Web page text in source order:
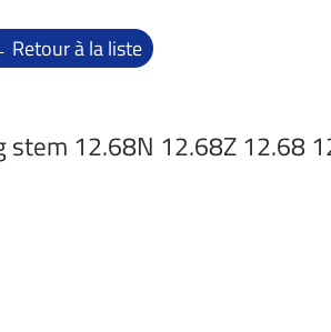
Retour à la liste
stem 12.68N 12.68Z 12.68